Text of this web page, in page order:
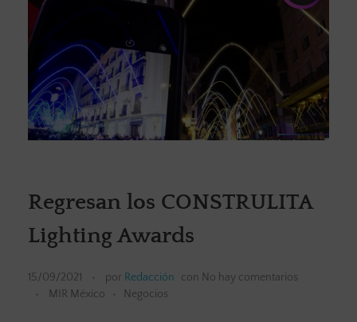
Regresan los CONSTRULITA
Lighting Awards
15/09/2021 por Redacción con No hay comentarios
MIR México
Negocios